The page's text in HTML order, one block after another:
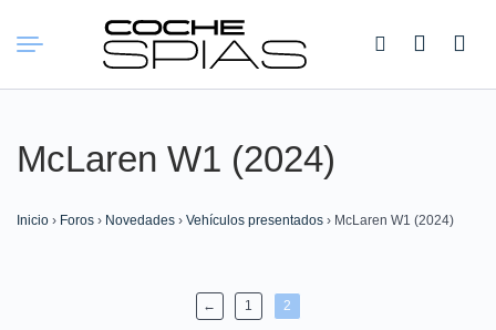
Buscar:
McLaren W1 (2024)
Inicio › Foros › Novedades › Vehículos presentados › McLaren W1 (2024)
← 1 2